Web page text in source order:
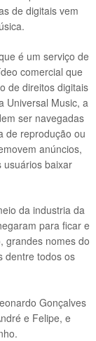
de digitais vem
é um serviço de
comercial que
de direitos digitais
Universal Music, a
ser navegadas
de reprodução ou
anúncios,
usuários baixar
da industria da
para ficar e
grandes nomes do
dentre todos os
Gonçalves
e Felipe, e